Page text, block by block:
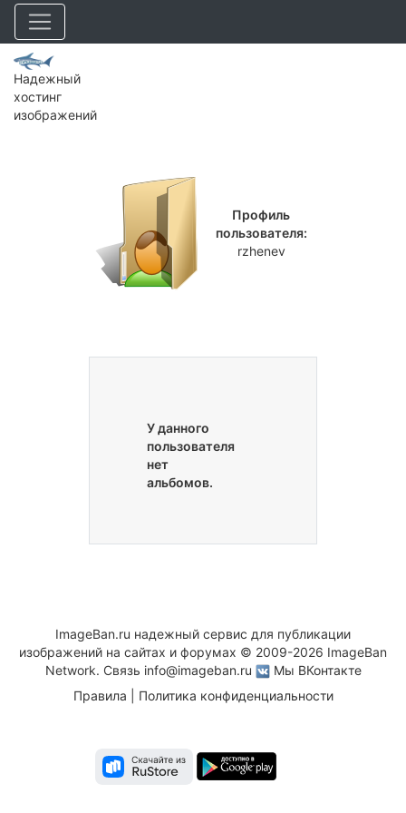
Надежный
хостинг
изображений
Профиль
пользователя:
rzhenev
У данного
пользователя
нет
альбомов.
ImageBan.ru надежный сервис для публикации
изображений на сайтах и форумах © 2009-2026 ImageBan
Network. Связь info@imageban.ru
Мы ВКонтакте
Правила
Политика конфиденциальности